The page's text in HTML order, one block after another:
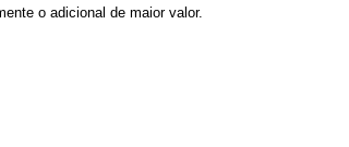
o adicional de maior valor.